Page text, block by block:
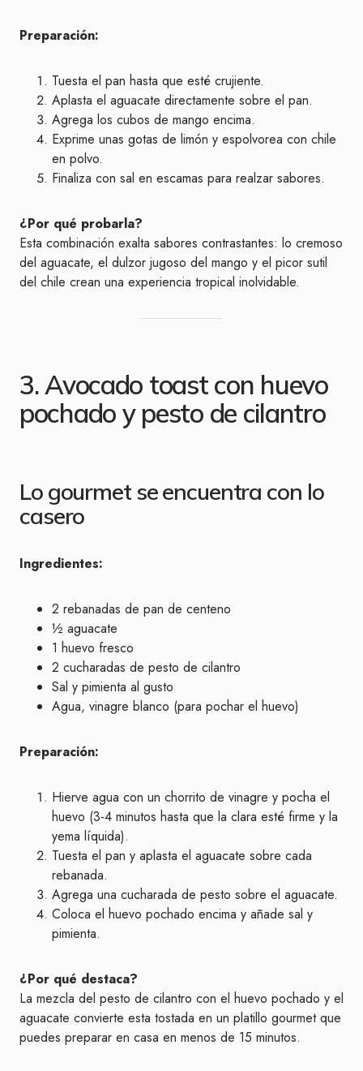
Preparación:
Tuesta el pan hasta que esté crujiente.
Aplasta el aguacate directamente sobre el pan.
Agrega los cubos de mango encima.
Exprime unas gotas de limón y espolvorea con chile
en polvo.
Finaliza con sal en escamas para realzar sabores.
¿Por qué probarla?
Esta combinación exalta sabores contrastantes: lo cremoso
del aguacate, el dulzor jugoso del mango y el picor sutil
del chile crean una experiencia tropical inolvidable.
3. Avocado toast con huevo
pochado y pesto de cilantro
Lo gourmet se encuentra con lo
casero
Ingredientes:
2 rebanadas de pan de centeno
½ aguacate
1 huevo fresco
2 cucharadas de pesto de cilantro
Sal y pimienta al gusto
Agua, vinagre blanco (para pochar el huevo)
Preparación:
Hierve agua con un chorrito de vinagre y pocha el
huevo (3-4 minutos hasta que la clara esté firme y la
yema líquida).
Tuesta el pan y aplasta el aguacate sobre cada
rebanada.
Agrega una cucharada de pesto sobre el aguacate.
Coloca el huevo pochado encima y añade sal y
pimienta.
¿Por qué destaca?
La mezcla del pesto de cilantro con el huevo pochado y el
aguacate convierte esta tostada en un platillo gourmet que
puedes preparar en casa en menos de 15 minutos.